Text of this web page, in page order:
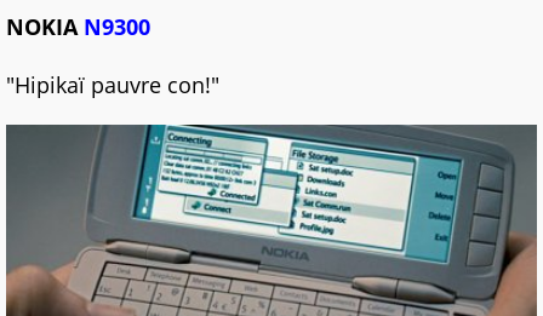
NOKIA N9300
"Hipikaï pauvre con!"